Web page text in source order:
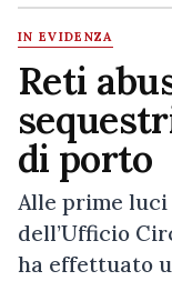
sito
IN EVIDENZA
Reti
di porto
Alle prime luci
dell’Ufficio
ha effettuato